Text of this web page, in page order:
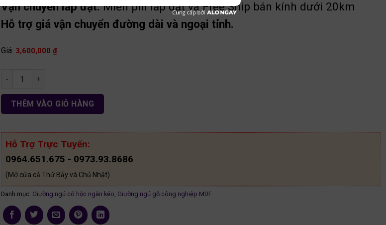
Vận chuyển lắp đặt:Miễn phí lắp đặt và Free Ship bán kính dưới 20km
Hỗ trợ giá vận chuyển đường dài và ngoại tỉnh.
Giá: 3,600,000 ₫
giường ngủ ngăn kéo 1m80 gỗ MDF GGR12 số lượng
THÊM VÀO GIỎ HÀNG
Hỗ Trợ Trực Tuyến:
0964.651.675 - 0973.93.8686
(Mở cửa cả Thứ Bảy và Chủ Nhật)
Danh mục: Giường ngủ có hộc ngăn kéo, Giường ngủ gỗ công nghiệp MDF